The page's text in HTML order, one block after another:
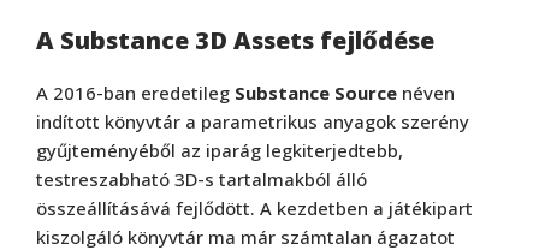
A Substance 3D Assets fejlődése
A 2016-ban eredetileg Substance Source néven
indított könyvtár a parametrikus anyagok szerény
gyűjteményéből az iparág legkiterjedtebb,
testreszabható 3D-s tartalmakból álló
összeállításává fejlődött. A kezdetben a játékipart
kiszolgáló könyvtár ma már számtalan ágazatot